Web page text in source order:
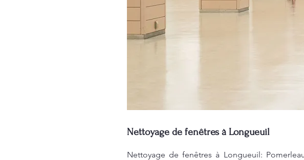
Nettoyage de fenêtres à Longueuil
Nettoyage de fenêtres à Longueuil: